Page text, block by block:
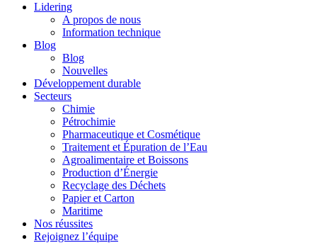
Lidering
A propos de nous
Information technique
Blog
Blog
Nouvelles
Développement durable
Secteurs
Chimie
Pétrochimie
Pharmaceutique et Cosmétique
Traitement et Épuration de l’Eau
Agroalimentaire et Boissons
Production d’Énergie
Recyclage des Déchets
Papier et Carton
Maritime
Nos réussites
Rejoignez l’équipe